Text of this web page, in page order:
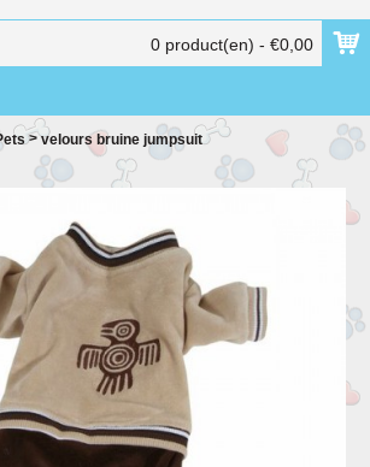
0 product(en) - €0,00
>velours bruine jumpsuit